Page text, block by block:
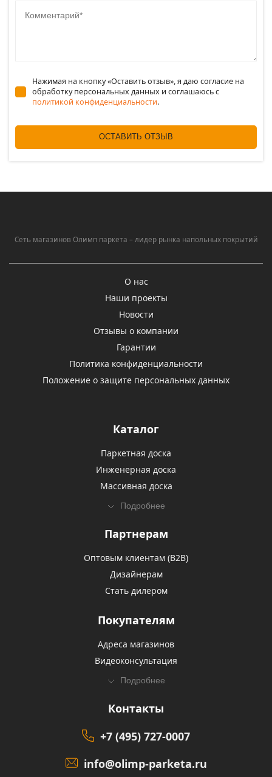
Нажимая на кнопку «Оставить отзыв», я даю согласие на
обработку персональных данных и соглашаюсь c
политикой конфиденциальности.
ОСТАВИТЬ ОТЗЫВ
Сеть магазинов Олимп паркета – лидер рынка напольных покрытий
О нас
Наши проекты
Новости
Отзывы о компании
Гарантии
Политика конфиденциальности
Положение о защите персональных данных
Каталог
Паркетная доска
Инженерная доска
Массивная доска
Подробнее
Партнерам
Оптовым клиентам (В2В)
Дизайнерам
Стать дилером
Покупателям
Адреса магазинов
Видеоконсультация
Подробнее
Контакты
+7 (495) 727-0007
info@olimp-parketa.ru